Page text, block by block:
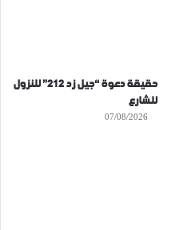
حقيقة دعوة “جيل زد 212” للنزول
للشارع
07/08/2026